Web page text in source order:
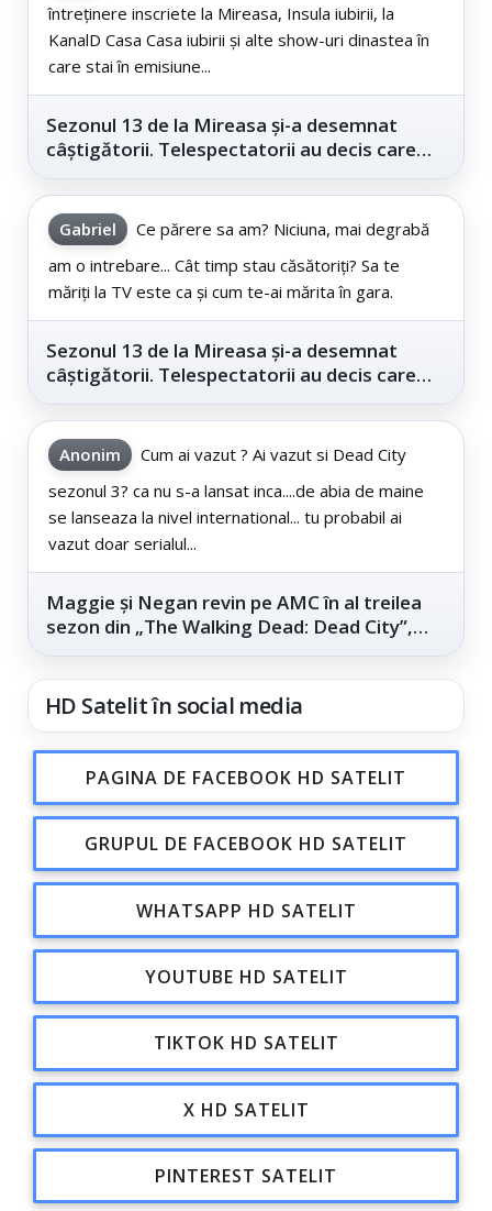
întreținere inscriete la Mireasa, Insula iubirii, la
KanalD Casa Casa iubirii și alte show-uri dinastea în
care stai în emisiune...
Sezonul 13 de la Mireasa și-a desemnat
câștigătorii. Telespectatorii au decis care
Gabriel
Ce părere sa am? Niciuna, mai degrabă
am o intrebare... Cât timp stau căsătoriți? Sa te
măriți la TV este ca și cum te-ai mărita în gara.
Sezonul 13 de la Mireasa și-a desemnat
câștigătorii. Telespectatorii au decis care
Anonim
Cum ai vazut ? Ai vazut si Dead City
sezonul 3? ca nu s-a lansat inca....de abia de maine
se lanseaza la nivel international... tu probabil ai
vazut doar serialul...
Maggie și Negan revin pe AMC în al treilea
sezon din „The Walking Dead: Dead City”,
HD Satelit în social media
PAGINA DE FACEBOOK HD SATELIT
GRUPUL DE FACEBOOK HD SATELIT
WHATSAPP HD SATELIT
YOUTUBE HD SATELIT
TIKTOK HD SATELIT
X HD SATELIT
PINTEREST SATELIT